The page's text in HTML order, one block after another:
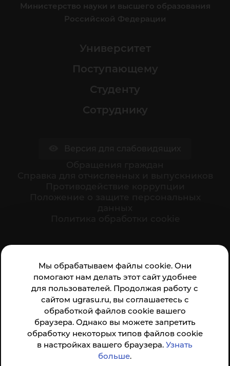
Мы обрабатываем файлы cookie. Они
помогают нам делать этот сайт удобнее
для пользователей. Продолжая работу с
сайтом ugrasu.ru, вы соглашаетесь с
обработкой файлов cookie вашего
браузера. Однако вы можете запретить
обработку некоторых типов файлов cookie
в настройках вашего браузера.Узнать
больше.
Министерство науки и высшего образования
Российской Федерации
Университет
Поступающему
Студенту
Сотруднику
организации:
Анкета доступна по QR-коду, а так же по прямой
ссылке